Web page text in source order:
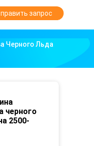
запрос
Черного Льда
черного
2500-